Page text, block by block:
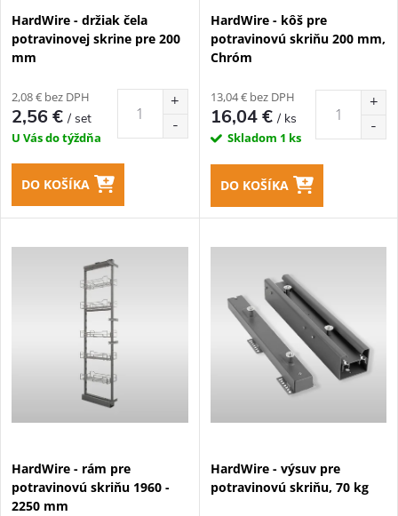
p
o
d
u
k
p
r
o
d
u
k
HardWire - držiak čela
potravinovej skrine pre 200
mm
2,08 € bez DPH
2,56 €/ set
U Vás do týždňa
DO KOŠÍKA
HardWire - kôš pre
potravinovú skriňu 200 mm,
Chróm
13,04 € bez DPH
16,04 €/ ks
Skladom 1 ks
DO KOŠÍKA
HardWire - rám pre
potravinovú skriňu 1960 -
2250 mm
HardWire - výsuv pre
potravinovú skriňu, 70 kg